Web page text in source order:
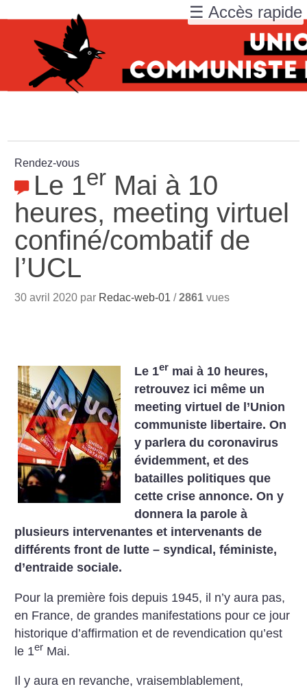
Rendez-vous
Le 1er Mai à 10
heures, meeting virtuel
confiné/combatif de
l’UCL
30 avril 2020 par Redac-web-01 /2861 vues
Le 1er mai à 10 heures,
retrouvez ici même un
meeting virtuel de l’Union
communiste libertaire. On
y parlera du coronavirus
évidemment, et des
batailles politiques que
cette crise annonce. On y
donnera la parole à
plusieurs intervenantes et intervenants de
différents front de lutte – syndical, féministe,
d’entraide sociale.
Pour la première fois depuis 1945, il n’y aura pas,
en France, de grandes manifestations pour ce jour
historique d’affirmation et de revendication qu’est
le 1er Mai.
Il y aura en revanche, vraisemblablement,
☰ Accès rapide